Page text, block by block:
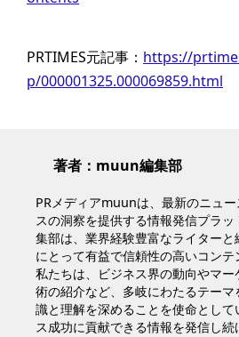
PRTIMES元記事： https://
p/000001325.000069859.html
著者：muun編集部
PRメディアmuunは、最新のニュ
スの洞察を提供する情報発信プラ
集部は、業界経験豊富なライター
にとって有益で信頼性の高いコンテ
私たちは、ビジネス界の動向やマ
術の紹介など、多岐にわたるテー
識と理解を深めることを使命とし
ス成功に貢献できる情報を発信し続